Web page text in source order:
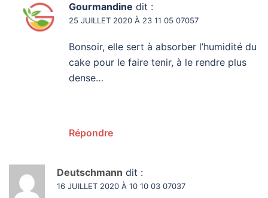
Gourmandine dit :
25 JUILLET 2020 À 23 11 05 07057
Bonsoir, elle sert à absorber l’humidité du
cake pour le faire tenir, à le rendre plus
dense…
Répondre
Deutschmann dit :
16 JUILLET 2020 À 10 10 03 07037